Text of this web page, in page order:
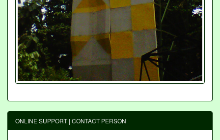
ONLINE SUPPORT | CONTACT PERSON